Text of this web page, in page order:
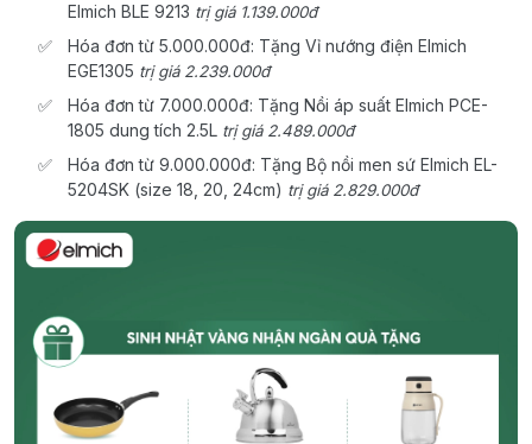
Elmich BLE 9213 trị giá 1.139.000đ
Hóa đơn từ 5.000.000đ: Tặng Vỉ nướng điện Elmich
EGE1305 trị giá 2.239.000đ
Hóa đơn từ 7.000.000đ: Tặng Nồi áp suất Elmich PCE-
1805 dung tích 2.5L trị giá 2.489.000đ
Hóa đơn từ 9.000.000đ: Tặng Bộ nồi men sứ Elmich EL-
5204SK (size 18, 20, 24cm) trị giá 2.829.000đ